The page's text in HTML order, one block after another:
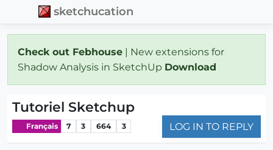
sketchucation
Check out Febhouse | New extensions for
Shadow Analysis in SketchUp Download
Tutoriel Sketchup
Français 7 3 664 3 LOG IN TO REPLY